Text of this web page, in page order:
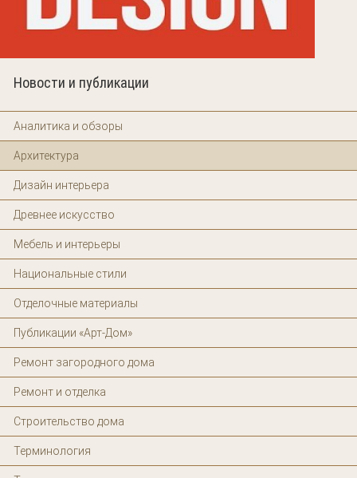
Новости и публикации
Аналитика и обзоры
Архитектура
Дизайн интерьера
Древнее искусство
Мебель и интерьеры
Национальные стили
Отделочные материалы
Публикации «Арт-Дом»
Ремонт загородного дома
Ремонт и отделка
Строительство дома
Терминология